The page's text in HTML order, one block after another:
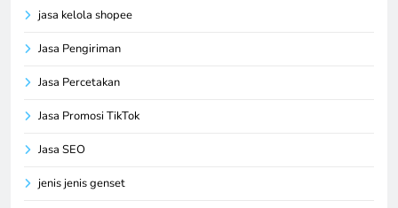
jasa kelola shopee
Jasa Pengiriman
Jasa Percetakan
Jasa Promosi TikTok
Jasa SEO
jenis jenis genset